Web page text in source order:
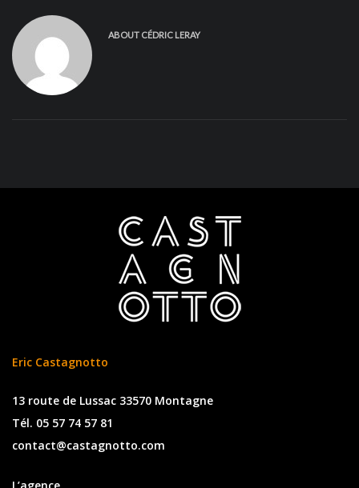
ABOUT CÉDRIC LERAY
Eric Castagnotto
13 route de Lussac 33570 Montagne
Tél. 05 57 74 57 81
contact@castagnotto.com